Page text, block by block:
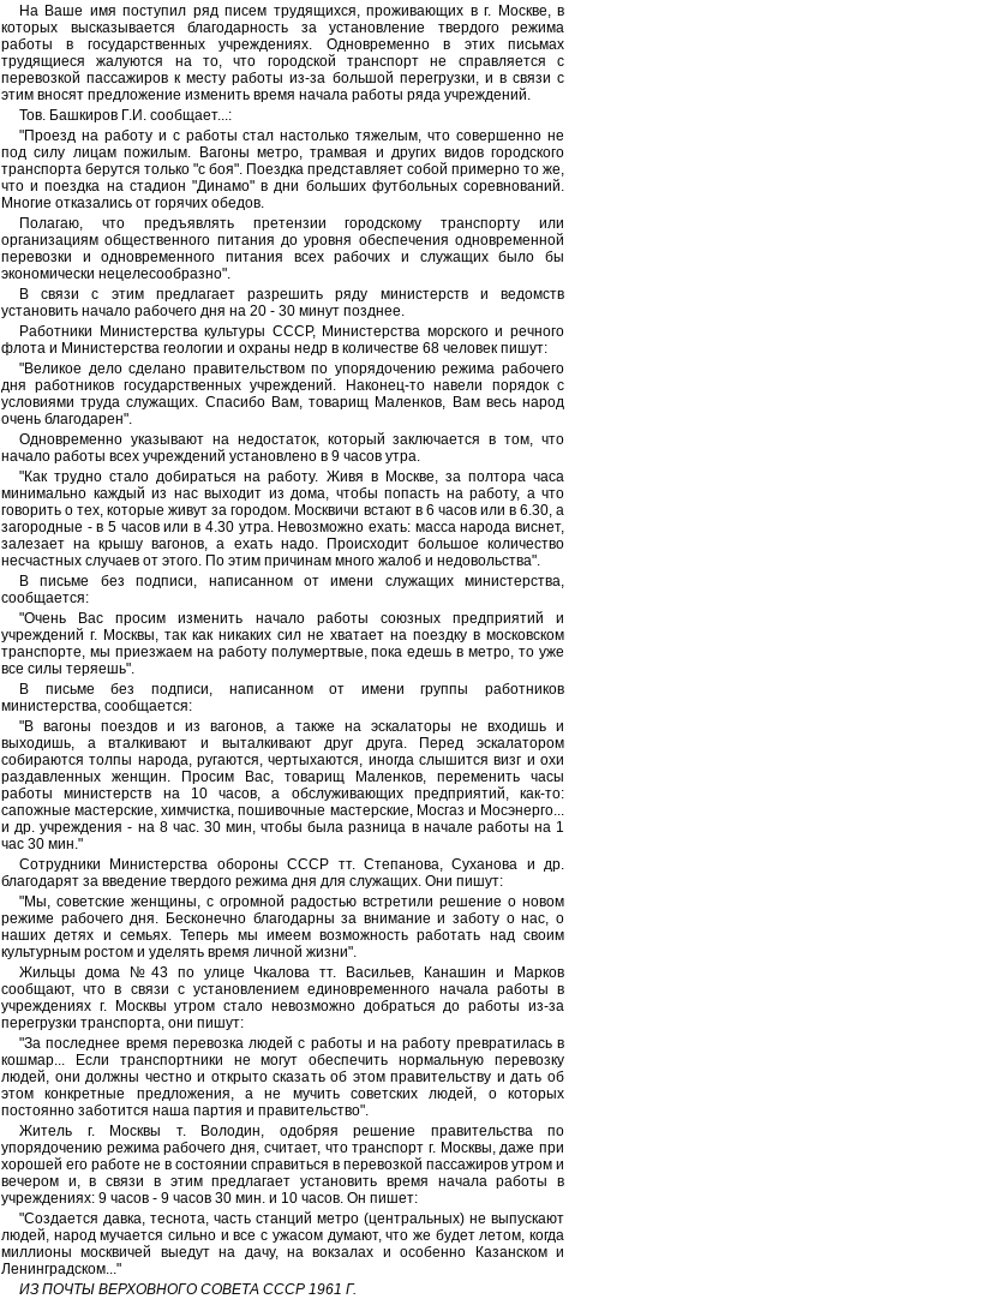
На Ваше имя поступил ряд писем трудящихся, проживающих в г. Москве, в
которых высказывается благодарность за установление твердого режима
работы в государственных учреждениях. Одновременно в этих письмах
трудящиеся жалуются на то, что городской транспорт не справляется с
перевозкой пассажиров к месту работы из-за большой перегрузки, и в связи с
этим вносят предложение изменить время начала работы ряда учреждений.
Тов. Башкиров Г.И. сообщает...:
"Проезд на работу и с работы стал настолько тяжелым, что совершенно не
под силу лицам пожилым. Вагоны метро, трамвая и других видов городского
транспорта берутся только "с боя". Поездка представляет собой примерно то же,
что и поездка на стадион "Динамо" в дни больших футбольных соревнований.
Многие отказались от горячих обедов.
Полагаю, что предъявлять претензии городскому транспорту или
организациям общественного питания до уровня обеспечения одновременной
перевозки и одновременного питания всех рабочих и служащих было бы
экономически нецелесообразно".
В связи с этим предлагает разрешить ряду министерств и ведомств
установить начало рабочего дня на 20 - 30 минут позднее.
Работники Министерства культуры СССР, Министерства морского и речного
флота и Министерства геологии и охраны недр в количестве 68 человек пишут:
"Великое дело сделано правительством по упорядочению режима рабочего
дня работников государственных учреждений. Наконец-то навели порядок с
условиями труда служащих. Спасибо Вам, товарищ Маленков, Вам весь народ
очень благодарен".
Одновременно указывают на недостаток, который заключается в том, что
начало работы всех учреждений установлено в 9 часов утра.
"Как трудно стало добираться на работу. Живя в Москве, за полтора часа
минимально каждый из нас выходит из дома, чтобы попасть на работу, а что
говорить о тех, которые живут за городом. Москвичи встают в 6 часов или в 6.30, а
загородные - в 5 часов или в 4.30 утра. Невозможно ехать: масса народа виснет,
залезает на крышу вагонов, а ехать надо. Происходит большое количество
несчастных случаев от этого. По этим причинам много жалоб и недовольства".
В письме без подписи, написанном от имени служащих министерства,
сообщается:
"Очень Вас просим изменить начало работы союзных предприятий и
учреждений г. Москвы, так как никаких сил не хватает на поездку в московском
транспорте, мы приезжаем на работу полумертвые, пока едешь в метро, то уже
все силы теряешь".
В письме без подписи, написанном от имени группы работников
министерства, сообщается:
"В вагоны поездов и из вагонов, а также на эскалаторы не входишь и
выходишь, а вталкивают и выталкивают друг друга. Перед эскалатором
собираются толпы народа, ругаются, чертыхаются, иногда слышится визг и охи
раздавленных женщин. Просим Вас, товарищ Маленков, переменить часы
работы министерств на 10 часов, а обслуживающих предприятий, как-то:
сапожные мастерские, химчистка, пошивочные мастерские, Мосгаз и Мосэнерго...
и др. учреждения - на 8 час. 30 мин, чтобы была разница в начале работы на 1
час 30 мин."
Сотрудники Министерства обороны СССР тт. Степанова, Суханова и др.
благодарят за введение твердого режима дня для служащих. Они пишут:
"Мы, советские женщины, с огромной радостью встретили решение о новом
режиме рабочего дня. Бесконечно благодарны за внимание и заботу о нас, о
наших детях и семьях. Теперь мы имеем возможность работать над своим
культурным ростом и уделять время личной жизни".
Жильцы дома №43 по улице Чкалова тт. Васильев, Канашин и Марков
сообщают, что в связи с установлением единовременного начала работы в
учреждениях г. Москвы утром стало невозможно добраться до работы из-за
перегрузки транспорта, они пишут:
"За последнее время перевозка людей с работы и на работу превратилась в
кошмар... Если транспортники не могут обеспечить нормальную перевозку
людей, они должны честно и открыто сказать об этом правительству и дать об
этом конкретные предложения, а не мучить советских людей, о которых
постоянно заботится наша партия и правительство".
Житель г. Москвы т. Володин, одобряя решение правительства по
упорядочению режима рабочего дня, считает, что транспорт г. Москвы, даже при
хорошей его работе не в состоянии справиться в перевозкой пассажиров утром и
вечером и, в связи в этим предлагает установить время начала работы в
учреждениях: 9 часов - 9 часов 30 мин. и 10 часов. Он пишет:
"Создается давка, теснота, часть станций метро (центральных) не выпускают
людей, народ мучается сильно и все с ужасом думают, что же будет летом, когда
миллионы москвичей выедут на дачу, на вокзалах и особенно Казанском и
Ленинградском..."
ИЗ ПОЧТЫ ВЕРХОВНОГО СОВЕТА СССР 1961 Г.